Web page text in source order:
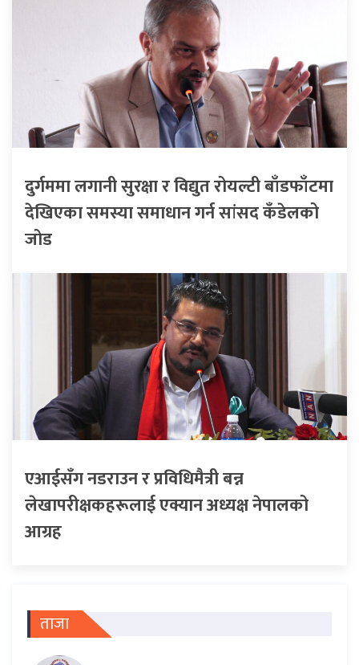
दुर्गममा लगानी सुरक्षा र विद्युत रोयल्टी बाँडफाँटमा
देखिएका समस्या समाधान गर्न सांसद कँडेलको
जोड
एआईसँग नडराउन र प्रविधिमैत्री बन्न
लेखापरीक्षकहरूलाई एक्यान अध्यक्ष नेपालको
आग्रह
ताजा